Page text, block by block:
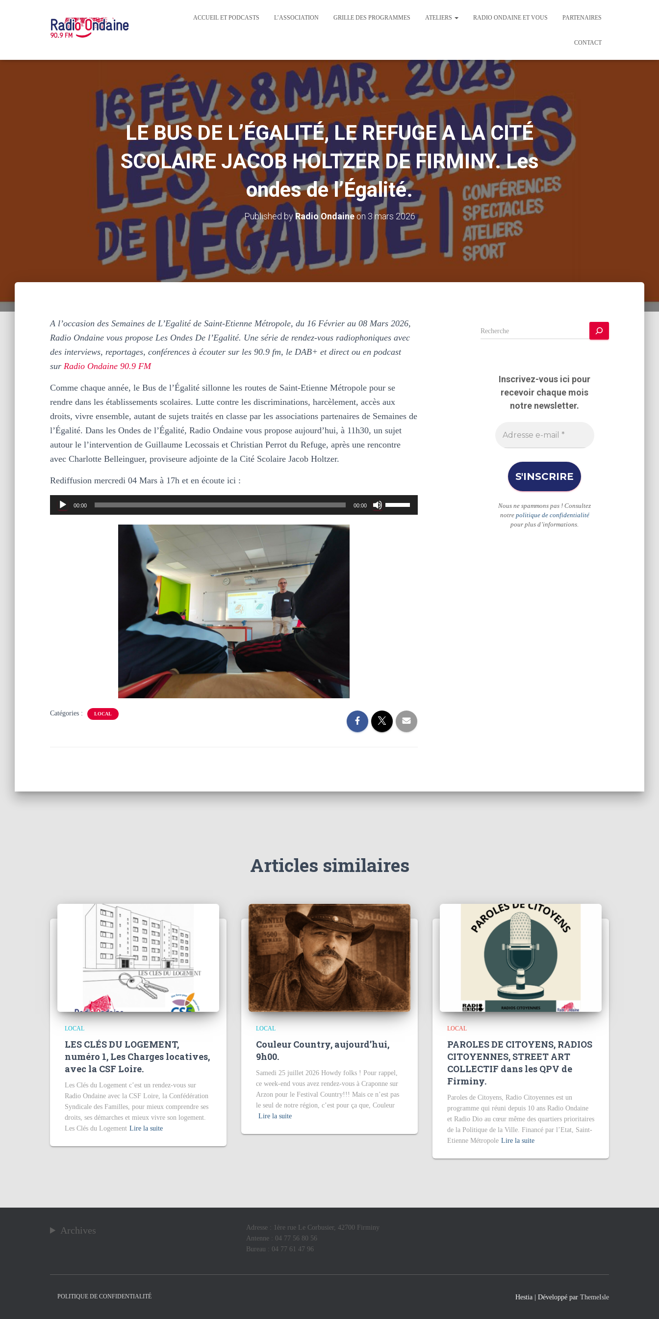
ACCUEIL ET PODCASTS L’ASSOCIATION GRILLE DES PROGRAMMES ATELIERS RADIO ONDAINE ET VOUS PARTENAIRES
CONTACT
LE BUS DE L’ÉGALITÉ, LE REFUGE A LA CITÉ
SCOLAIRE JACOB HOLTZER DE FIRMINY. Les
ondes de l’Égalité.
Published byRadio Ondaineon 3 mars 2026
A l’occasion des Semaines de L’Egalité de Saint-Etienne Métropole, du 16 Février au 08 Mars 2026,
Radio Ondaine vous propose Les Ondes De l’Egalité. Une série de rendez-vous radiophoniques avec
des interviews, reportages, conférences à écouter sur les 90.9 fm, le DAB+ et direct ou en podcast
sur Radio Ondaine 90.9 FM
Comme chaque année, le Bus de l’Égalité sillonne les routes de Saint-Etienne Métropole pour se
rendre dans les établissements scolaires. Lutte contre les discriminations, harcèlement, accès aux
droits, vivre ensemble, autant de sujets traités en classe par les associations partenaires de Semaines de
l’Égalité. Dans les Ondes de l’Égalité, Radio Ondaine vous propose aujourd’hui, à 11h30, un sujet
autour le l’intervention de Guillaume Lecossais et Christian Perrot du Refuge, après une rencontre
avec Charlotte Belleinguer, proviseure adjointe de la Cité Scolaire Jacob Holtzer.
Rediffusion mercredi 04 Mars à 17h et en écoute ici :
Lecteur
audio
00:00 00:00
Utilisez
les
Catégories : LOCAL
R
e
Inscrivez-vous ici pour
recevoir chaque mois
notre newsletter.
Nous ne spammons pas ! Consultez
notre politique de confidentialité
pour plus d’informations.
Articles similaires
LOCAL
LES CLÉS DU LOGEMENT,
numéro 1, Les Charges locatives,
avec la CSF Loire.
Les Clés du Logement c’est un rendez-vous sur
Radio Ondaine avec la CSF Loire, la Confédération
Syndicale des Familles, pour mieux comprendre ses
droits, ses démarches et mieux vivre son logement.
Les Clés du Logement Lire la suite
LOCAL
Couleur Country, aujourd’hui,
9h00.
Samedi 25 juillet 2026 Howdy folks ! Pour rappel,
ce week-end vous avez rendez-vous à Craponne sur
Arzon pour le Festival Country!!! Mais ce n’est pas
le seul de notre région, c’est pour ça que, Couleur
Lire la suite
LOCAL
PAROLES DE CITOYENS, RADIOS
CITOYENNES, STREET ART
COLLECTIF dans les QPV de
Firminy.
Paroles de Citoyens, Radio Citoyennes est un
programme qui réuni depuis 10 ans Radio Ondaine
et Radio Dio au cœur même des quartiers prioritaires
de la Politique de la Ville. Financé par l’Etat, Saint-
Etienne Métropole Lire la suite
Archives
Adresse : 1ère rue Le Corbusier, 42700 Firminy
Antenne : 04 77 56 80 56
Bureau : 04 77 61 47 96
POLITIQUE DE CONFIDENTIALITÉ Hestia | Développé par ThemeIsle